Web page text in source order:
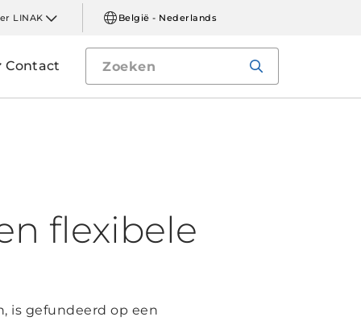
LINAK België - Nederlands
Contact
flexibele
is gefundeerd op een